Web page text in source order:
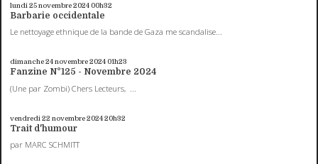
lundi 25novembre 2024 00h32
Barbarie occidentale
Le nettoyage ethnique de la bande de Gaza me scandalise...
dimanche 24novembre 2024 01h23
Fanzine N°125 - Novembre 2024
(Une par Zombi) Chers Lecteurs, ...
vendredi 22 novembre 202420h32
Trait d'humour
par MARC SCHMITT